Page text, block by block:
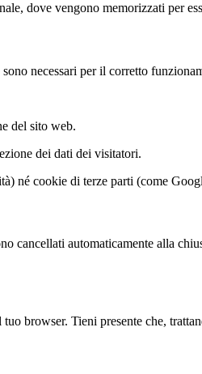
dove vengono memorizzati per
necessari per il corretto
del sito web.
dei dati dei visitatori.
né cookie di terze parti (come
automaticamente alla
browser. Tieni presente che,